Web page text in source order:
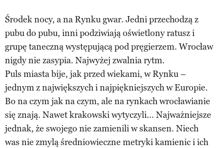
Środek nocy, a na Rynku gwar. Jedni przechodzą z
pubu do pubu, inni podziwiają oświetlony ratusz i
grupę taneczną występującą pod pręgierzem. Wrocław
nigdy nie zasypia. Najwyżej zwalnia rytm.
Puls miasta bije, jak przed wiekami, w Rynku –
jednym z największych i najpiękniejszych w Europie.
Bo na czym jak na czym, ale na rynkach wrocławianie
się znają. Nawet krakowski wytyczyli... Najważniejsze
jednak, że swojego nie zamienili w skansen. Niech
was nie zmylą średniowieczne metryki kamienic i ich